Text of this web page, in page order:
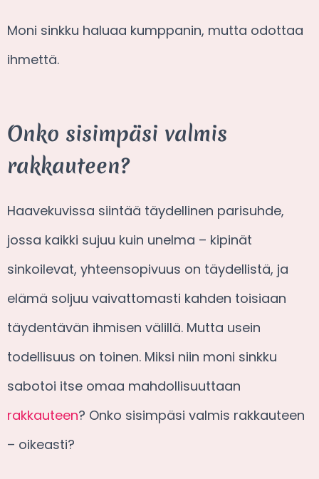
Moni sinkku haluaa kumppanin, mutta odottaa
ihmettä.
Onko sisimpäsi valmis
rakkauteen?
Haavekuvissa siintää täydellinen parisuhde,
jossa kaikki sujuu kuin unelma – kipinät
sinkoilevat, yhteensopivuus on täydellistä, ja
elämä soljuu vaivattomasti kahden toisiaan
täydentävän ihmisen välillä. Mutta usein
todellisuus on toinen. Miksi niin moni sinkku
sabotoi itse omaa mahdollisuuttaan
rakkauteen? Onko sisimpäsi valmis rakkauteen
– oikeasti?